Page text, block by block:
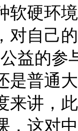
硬环境
对自己
益的参
是普通
来讲，
，这对